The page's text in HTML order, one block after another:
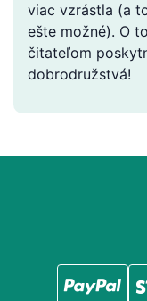
viac vzrástla (a
ešte možné). O
čitateľom
dobrodružstvá!